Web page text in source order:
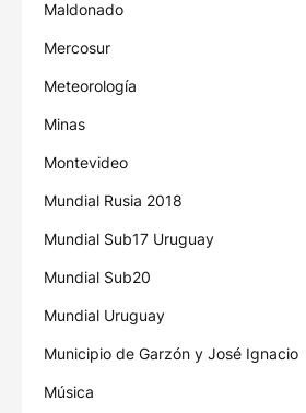
Maldonado
Mercosur
Meteorología
Minas
Montevideo
Mundial Rusia 2018
Mundial Sub17 Uruguay
Mundial Sub20
Mundial Uruguay
Municipio de Garzón y José Ignacio
Música